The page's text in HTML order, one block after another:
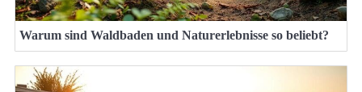
Warum sind Waldbaden und Naturerlebnisse so beliebt?